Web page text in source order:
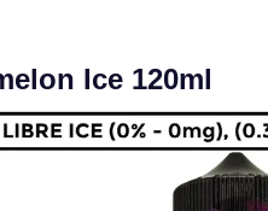
Ice 120ml